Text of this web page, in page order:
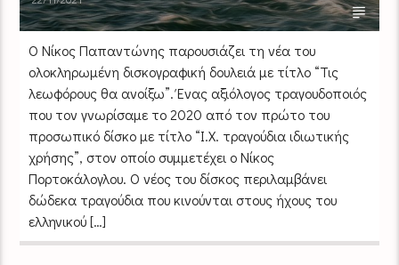
O Νίκος Παπαντώνης παρουσιάζει τη νέα του
ολοκληρωμένη δισκογραφική δουλειά με τίτλο “Τις
λεωφόρους θα ανοίξω”. Ένας αξιόλογος τραγουδοποιός
που τον γνωρίσαμε το 2020 από τον πρώτο του
προσωπικό δίσκο με τίτλο “Ι.Χ. τραγούδια ιδιωτικής
χρήσης”, στον οποίο συμμετέχει ο Νίκος
Πορτοκάλογλου. Ο νέος του δίσκος περιλαμβάνει
δώδεκα τραγούδια που κινούνται στους ήχους του
ελληνικού […]